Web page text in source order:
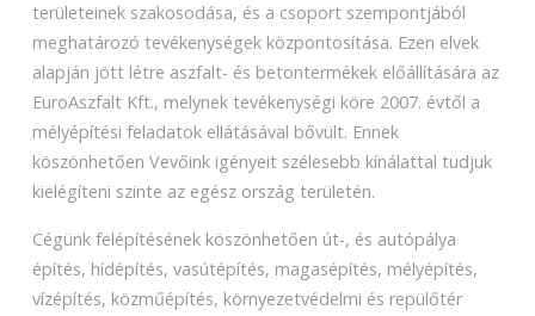
területeinek szakosodása, és a csoport szempontjából
meghatározó tevékenységek központosítása. Ezen elvek
alapján jött létre aszfalt- és betontermékek előállítására az
EuroAszfalt Kft., melynek tevékenységi köre 2007. évtől a
mélyépítési feladatok ellátásával bővült. Ennek
köszönhetően Vevőink igényeit szélesebb kínálattal tudjuk
kielégíteni szinte az egész ország területén.
Cégünk felépítésének köszönhetően út-, és autópálya
építés, hídépítés, vasútépítés, magasépítés, mélyépítés,
vízépítés, közműépítés, környezetvédelmi és repülőtér